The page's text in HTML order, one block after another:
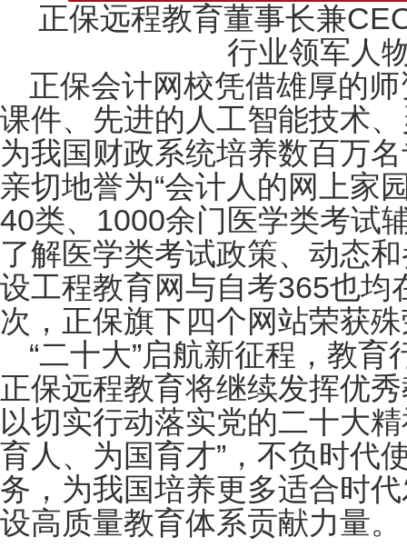
正保远程教育董事长兼
行业领军人
正保会计网校凭借雄厚的
课件、先进的人工智能技术
为我国财政系统培养数百万
亲切地誉为“会计人的网上家
40类、1000余门医学类考试
了解医学类考试政策、动态
设工程教育网与自考365也均
次，正保旗下四个网站荣获
“二十大”启航新征程，教
正保远程教育将继续发挥优
以切实行动落实党的二十大
育人、为国育才”，不负时代
务，为我国培养更多适合时
设高质量教育体系贡献力量。